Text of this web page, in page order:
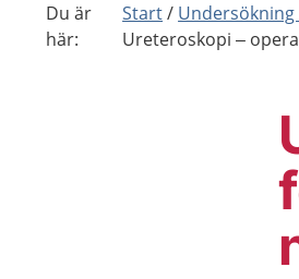
Du är
här:
Start
Ureteroskopi –